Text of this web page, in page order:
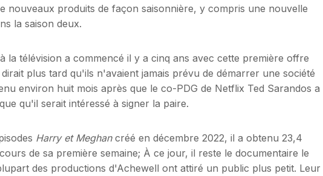
nouveaux produits de façon saisonnière, y compris une nouvelle
la saison deux.
la télévision a commencé il y a cinq ans avec cette première offre
plus tard qu'ils n'avaient jamais prévu de démarrer une société
environ huit mois après que le co-PDG de Netflix Ted Sarandos a
qu'il serait intéressé à signer la paire.
Harry et Meghancréé en décembre 2022, il a obtenu 23,4
de sa première semaine; À ce jour, il reste le documentaire le
des productions d'Achewell ont attiré un public plus petit. Leur